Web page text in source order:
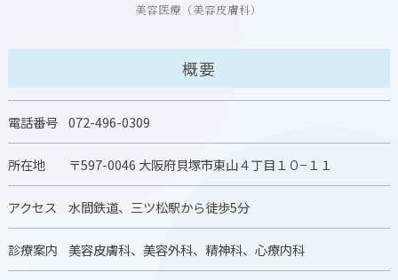
美容医療（美容皮膚科）
概要
電話番号 072-496-0309
所在地 〒597-0046 大阪府貝塚市東山４丁目１０−１１
アクセス 水間鉄道、三ツ松駅から徒歩5分
診療案内 美容皮膚科、美容外科、精神科、心療内科